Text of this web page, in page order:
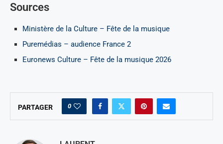
Sources
Ministère de la Culture – Fête de la musique
Puremédias – audience France 2
Euronews Culture – Fête de la musique 2026
PARTAGER 0